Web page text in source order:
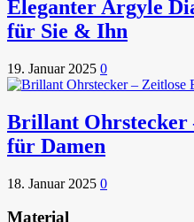
Eleganter Argyle
für Sie & Ihn
19. Januar 2025 0
Brillant Ohrstecker
für Damen
18. Januar 2025 0
Material